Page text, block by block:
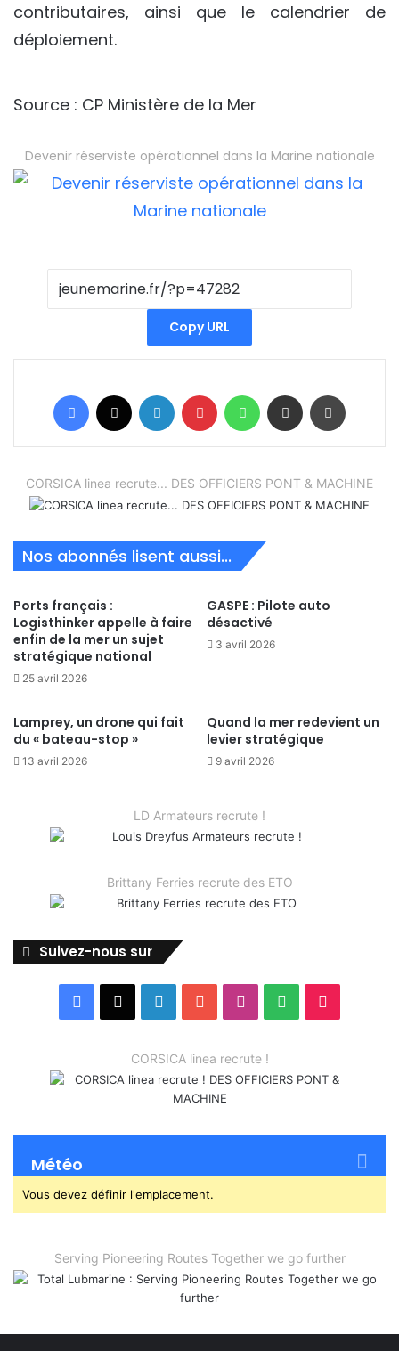
contributaires, ainsi que le calendrier de
déploiement.
Source : CP Ministère de la Mer
Devenir réserviste opérationnel dans la Marine nationale
Copy URL
Facebook Linkedin Pinterest WhatsAppPartager par email
CORSICA linea recrute... DES OFFICIERS PONT & MACHINE
Nos abonnés lisent aussi...
Ports français :
Logisthinker appelle à faire
enfin de la mer un sujet
stratégique national
25 avril 2026
GASPE : Pilote auto
désactivé
3 avril 2026
Lamprey, un drone qui fait
du « bateau-stop »
13 avril 2026
Quand la mer redevient un
levier stratégique
9 avril 2026
LD Armateurs recrute !
Brittany Ferries recrute des ETO
Suivez-nous sur
Facebook LinkedinYouTubeInstagram
Spotify
CORSICA linea recrute !
Météo
Vous devez définir l'emplacement.
Serving Pioneering Routes Together we go further